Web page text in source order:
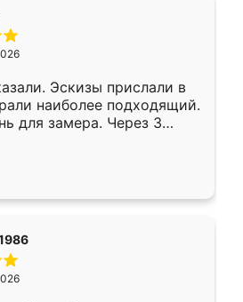
Эскизы прислали в
наиболее подходящий.
для замера. Через 3
уже готова. Остались
Спасибо Ренессанс
работу!